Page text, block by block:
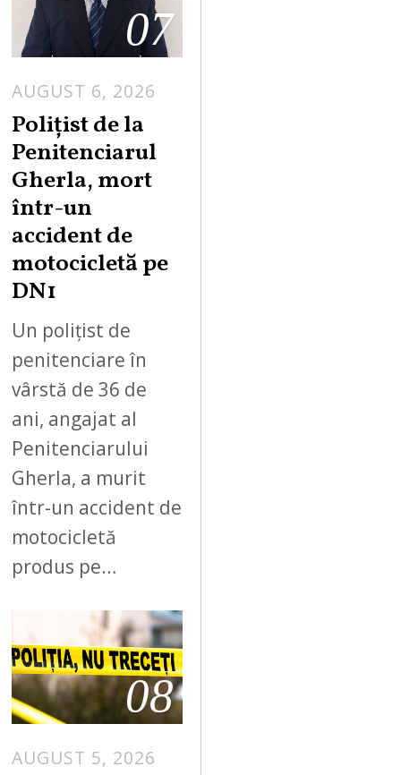
07
AUGUST 6, 2026
Polițist de la
Penitenciarul
Gherla, mort
într-un
accident de
motocicletă pe
DN1
Un polițist de
penitenciare în
vârstă de 36 de
ani, angajat al
Penitenciarului
Gherla, a murit
într-un accident de
motocicletă
produs pe…
08
AUGUST 5, 2026